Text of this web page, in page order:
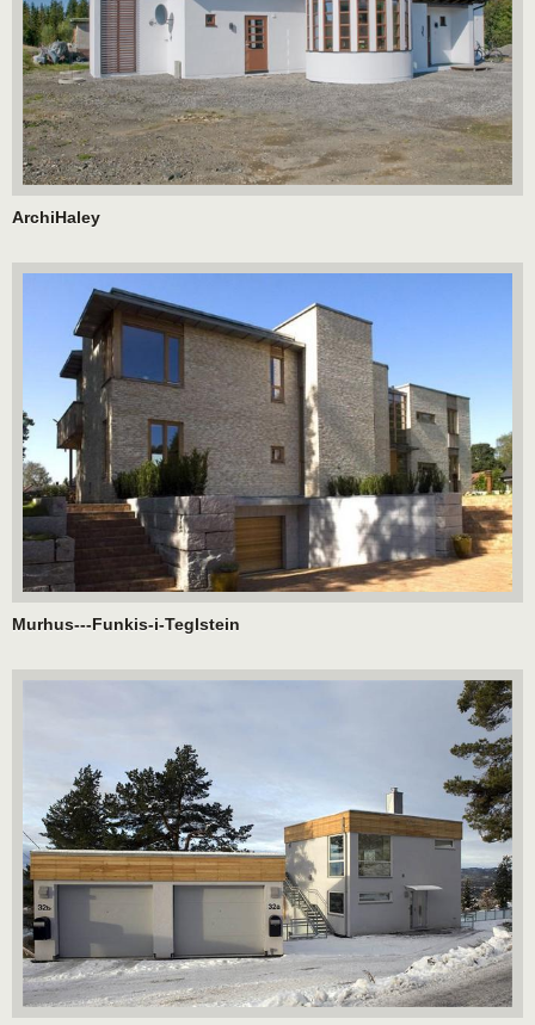
ArchiHaley
Murhus---Funkis-i-Teglstein